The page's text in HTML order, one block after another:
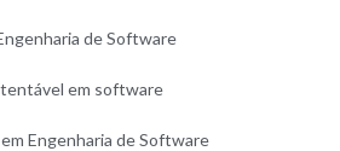
de Software
em software
Engenharia de Software